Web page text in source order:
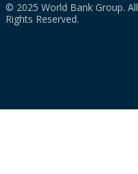
© 2025 World Bank Group. All
Rights Reserved.